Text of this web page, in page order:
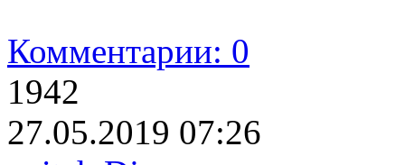
Комментарии: 0
1942
27.05.2019 07:26